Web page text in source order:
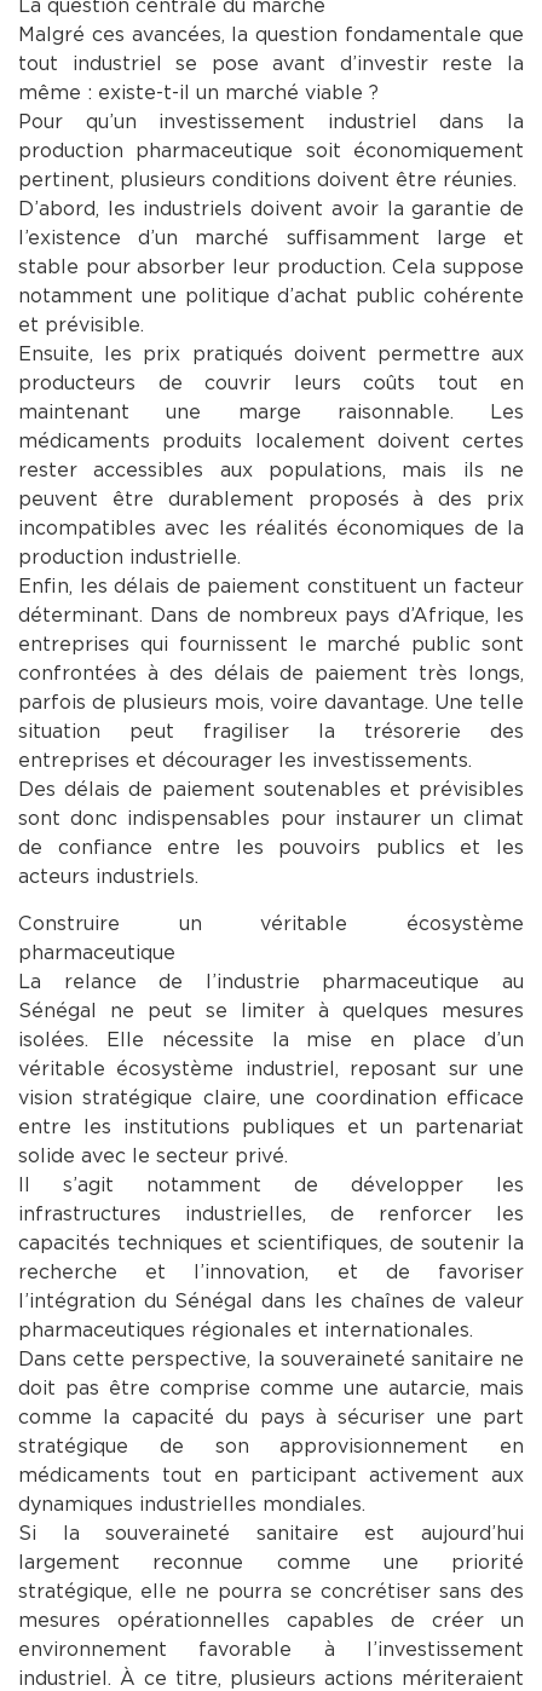
La question centrale du marché
Malgré ces avancées, la question fondamentale que
tout industriel se pose avant d’investir reste la
même : existe-t-il un marché viable ?
Pour qu’un investissement industriel dans la
production pharmaceutique soit économiquement
pertinent, plusieurs conditions doivent être réunies.
D’abord, les industriels doivent avoir la garantie de
l’existence d’un marché suffisamment large et
stable pour absorber leur production. Cela suppose
notamment une politique d’achat public cohérente
et prévisible.
Ensuite, les prix pratiqués doivent permettre aux
producteurs de couvrir leurs coûts tout en
maintenant une marge raisonnable. Les
médicaments produits localement doivent certes
rester accessibles aux populations, mais ils ne
peuvent être durablement proposés à des prix
incompatibles avec les réalités économiques de la
production industrielle.
Enfin, les délais de paiement constituent un facteur
déterminant. Dans de nombreux pays d’Afrique, les
entreprises qui fournissent le marché public sont
confrontées à des délais de paiement très longs,
parfois de plusieurs mois, voire davantage. Une telle
situation peut fragiliser la trésorerie des
entreprises et décourager les investissements.
Des délais de paiement soutenables et prévisibles
sont donc indispensables pour instaurer un climat
de confiance entre les pouvoirs publics et les
acteurs industriels.
Construire un véritable écosystème
pharmaceutique
La relance de l’industrie pharmaceutique au
Sénégal ne peut se limiter à quelques mesures
isolées. Elle nécessite la mise en place d’un
véritable écosystème industriel, reposant sur une
vision stratégique claire, une coordination efficace
entre les institutions publiques et un partenariat
solide avec le secteur privé.
Il s’agit notamment de développer les
infrastructures industrielles, de renforcer les
capacités techniques et scientifiques, de soutenir la
recherche et l’innovation, et de favoriser
l’intégration du Sénégal dans les chaînes de valeur
pharmaceutiques régionales et internationales.
Dans cette perspective, la souveraineté sanitaire ne
doit pas être comprise comme une autarcie, mais
comme la capacité du pays à sécuriser une part
stratégique de son approvisionnement en
médicaments tout en participant activement aux
dynamiques industrielles mondiales.
Si la souveraineté sanitaire est aujourd’hui
largement reconnue comme une priorité
stratégique, elle ne pourra se concrétiser sans des
mesures opérationnelles capables de créer un
environnement favorable à l’investissement
industriel. À ce titre, plusieurs actions mériteraient